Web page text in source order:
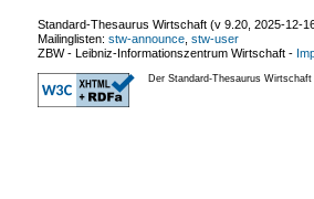
Standard-Thesaurus Wirtschaft (v 9.20 2025-12-
Mailinglisten: stw-announce stw-user
ZBW - Leibniz-Informationszentrum Wirtschaft -
Der Standard-Thesaurus